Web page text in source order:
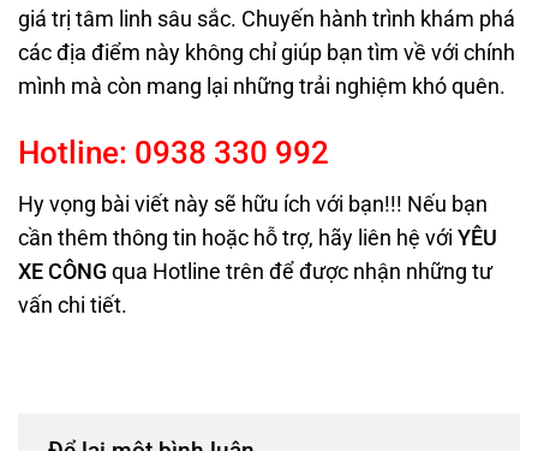
giá trị tâm linh sâu sắc. Chuyến hành trình khám phá
các địa điểm này không chỉ giúp bạn tìm về với chính
mình mà còn mang lại những trải nghiệm khó quên.
Hotline: 0938 330 992
Hy vọng bài viết này sẽ hữu ích với bạn!!! Nếu bạn
cần thêm thông tin hoặc hỗ trợ, hãy liên hệ với YÊU
XE CÔNG qua Hotline trên để được nhận những tư
vấn chi tiết.